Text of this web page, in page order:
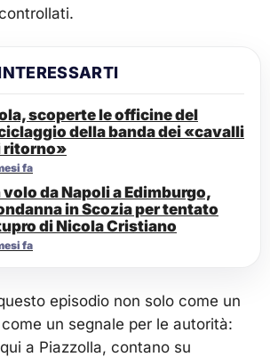
scoperte le officine del
della banda dei «cavalli
ritorno»
fa
volo da Napoli a Edimburgo,
in Scozia per tentato
di Nicola Cristiano
fa
episodio non solo come un
un segnale per le autorità:
a Piazzolla, contano su